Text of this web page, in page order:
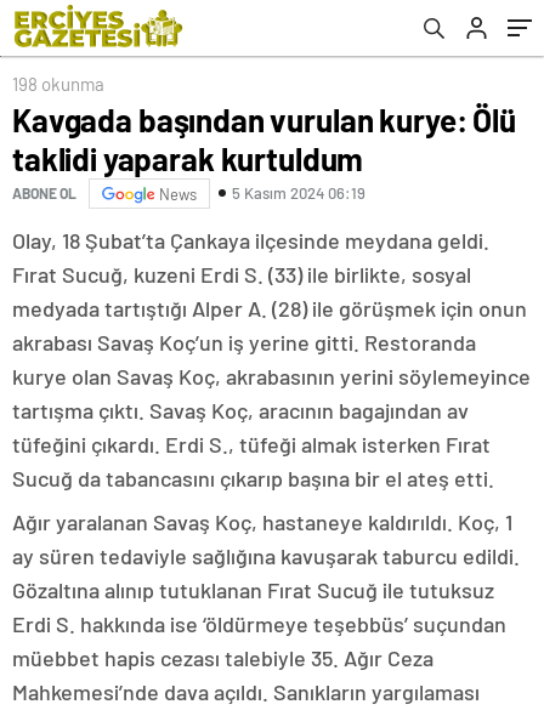
198 okunma
Kavgada başından vurulan kurye: Ölü
taklidi yaparak kurtuldum
ABONE OL News 5 Kasım 2024 06:19
Olay, 18 Şubat’ta Çankaya ilçesinde meydana geldi.
Fırat Sucuğ, kuzeni Erdi S. (33) ile birlikte, sosyal
medyada tartıştığı Alper A. (28) ile görüşmek için onun
akrabası Savaş Koç’un iş yerine gitti. Restoranda
kurye olan Savaş Koç, akrabasının yerini söylemeyince
tartışma çıktı. Savaş Koç, aracının bagajından av
tüfeğini çıkardı. Erdi S., tüfeği almak isterken Fırat
Sucuğ da tabancasını çıkarıp başına bir el ateş etti.
Ağır yaralanan Savaş Koç, hastaneye kaldırıldı. Koç, 1
ay süren tedaviyle sağlığına kavuşarak taburcu edildi.
Gözaltına alınıp tutuklanan Fırat Sucuğ ile tutuksuz
Erdi S. hakkında ise ‘öldürmeye teşebbüs’ suçundan
müebbet hapis cezası talebiyle 35. Ağır Ceza
Mahkemesi’nde dava açıldı. Sanıkların yargılaması